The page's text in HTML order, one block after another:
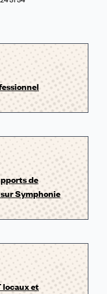
de
Symphonie
locaux et